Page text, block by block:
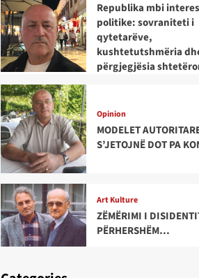
Republika mbi
politike: sovraniteti i
qytetarëve,
kushtetutshmëria
përgjegjësia
Opinion
MODELET
S’JETOJNË DOT PA
Art Kulture
ZËMËRIMI I
PËRHERSHËM…